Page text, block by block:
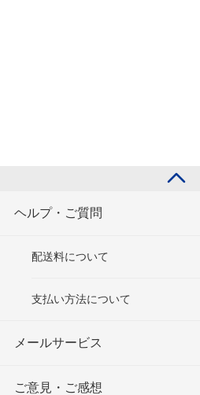
ヘルプ・ご質問
配送料について
支払い方法について
メールサービス
ご意見・ご感想